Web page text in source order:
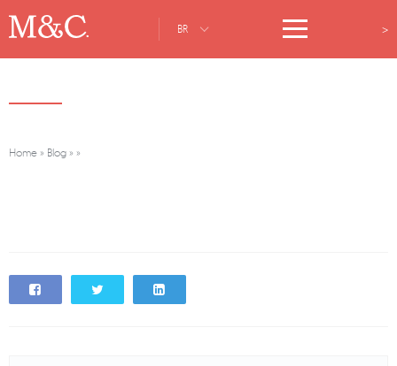
BR >
Home » Blog » »